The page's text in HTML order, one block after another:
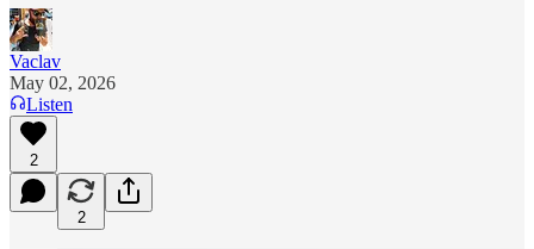
Vaclav
May 02, 2026
Listen
2
2